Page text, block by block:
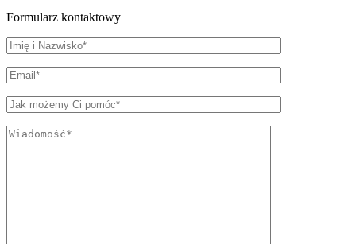
Formularz kontaktowy